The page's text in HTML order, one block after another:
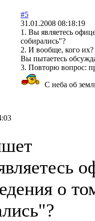
#5
31.01.2008 08:18:19
1. Вы являетесь
собирались"?
2. И вообще, кого их?
Вы пытаетесь
3. Повторю вопрос:
С неба об
о